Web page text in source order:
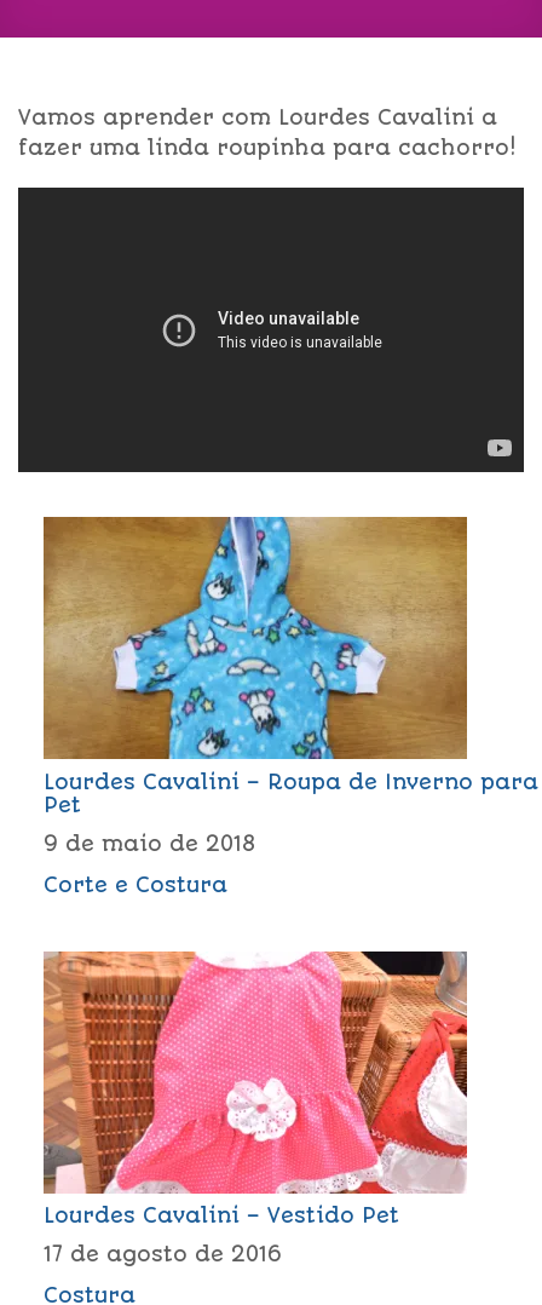
Vamos aprender com Lourdes Cavalini a
fazer uma linda roupinha para cachorro!
Lourdes Cavalini – Roupa de Inverno para
Pet
9 de maio de 2018
Corte e Costura
Lourdes Cavalini – Vestido Pet
17 de agosto de 2016
Costura